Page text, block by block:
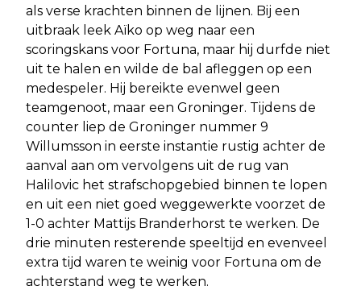
als verse krachten binnen de lijnen. Bij een
uitbraak leek Aïko op weg naar een
scoringskans voor Fortuna, maar hij durfde niet
uit te halen en wilde de bal afleggen op een
medespeler. Hij bereikte evenwel geen
teamgenoot, maar een Groninger. Tijdens de
counter liep de Groninger nummer 9
Willumsson in eerste instantie rustig achter de
aanval aan om vervolgens uit de rug van
Halilovic het strafschopgebied binnen te lopen
en uit een niet goed weggewerkte voorzet de
1-0 achter Mattijs Branderhorst te werken. De
drie minuten resterende speeltijd en evenveel
extra tijd waren te weinig voor Fortuna om de
achterstand weg te werken.